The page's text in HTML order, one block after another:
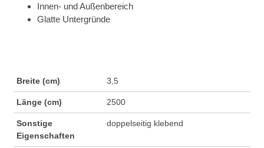
Innen- und Außenbereich
Glatte Untergründe
Breite (cm) 3,5
Länge (cm) 2500
Sonstige
Eigenschaften
doppelseitig klebend